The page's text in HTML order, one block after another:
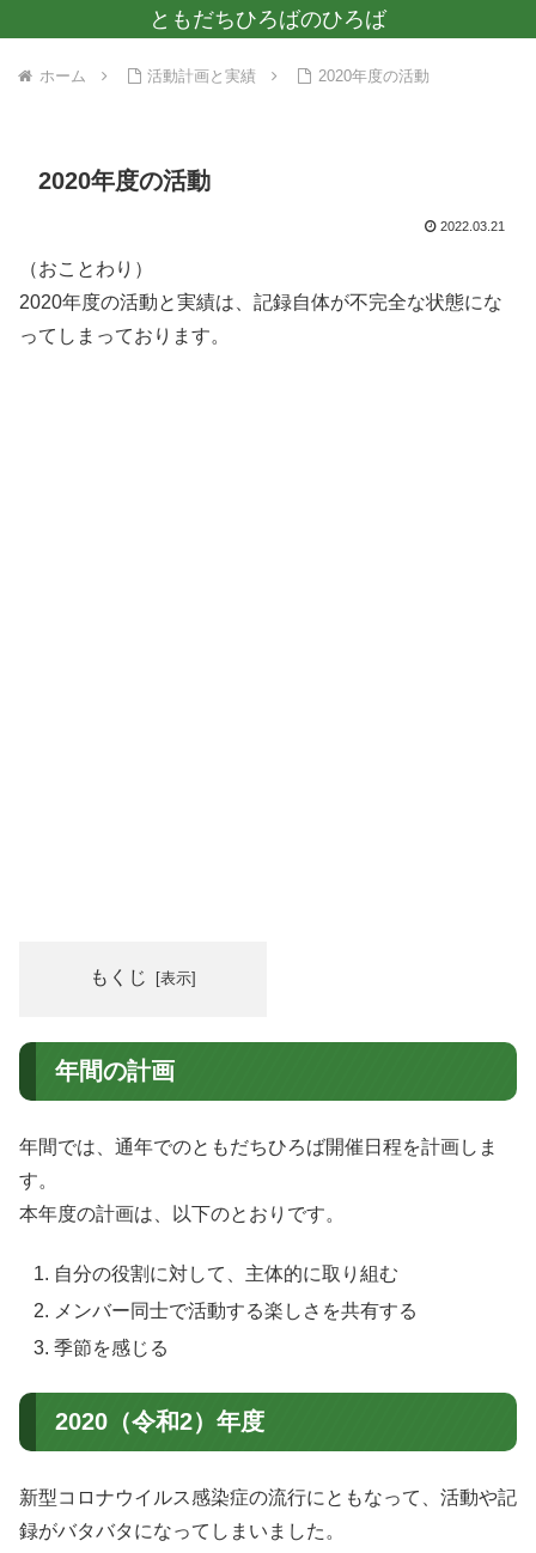
ともだちひろばのひろば
ホーム 活動計画と実績 2020年度の活動
2020年度の活動
2022.03.21
（おことわり）
2020年度の活動と実績は、記録自体が不完全な状態にな
ってしまっております。
もくじ
年間の計画
年間では、通年でのともだちひろば開催日程を計画しま
す。
本年度の計画は、以下のとおりです。
自分の役割に対して、主体的に取り組む
メンバー同士で活動する楽しさを共有する
季節を感じる
2020（令和2）年度
新型コロナウイルス感染症の流行にともなって、活動や記
録がバタバタになってしまいました。